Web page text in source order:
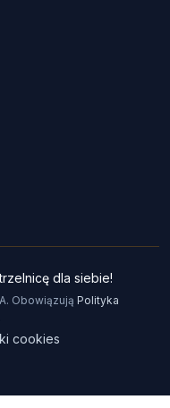
dla siebie!
Obowiązują Polityka
cookies